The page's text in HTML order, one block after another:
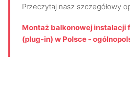
Przeczytaj nasz szczegółowy
Montaż balkonowej
(plug-in) w Polsce -